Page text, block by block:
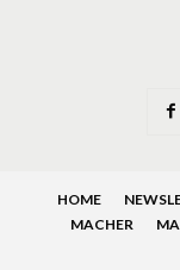
HOME
MACHER